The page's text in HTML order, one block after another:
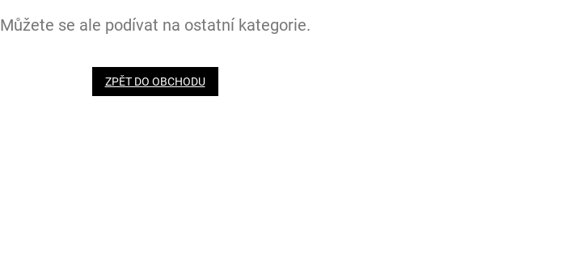
Můžete se ale podívat na ostatní kategorie.
ZPĚT DO OBCHODU